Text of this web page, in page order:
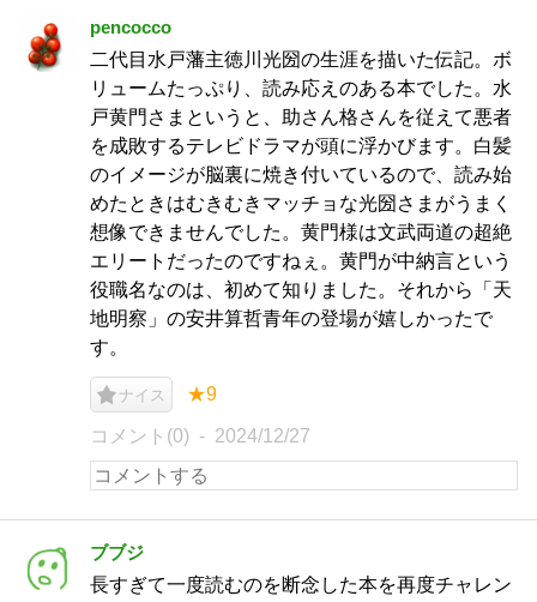
pencocco
二代目水戸藩主徳川光圀の生涯を描いた伝記。ボ
リュームたっぷり、読み応えのある本でした。水
戸黄門さまというと、助さん格さんを従えて悪者
を成敗するテレビドラマが頭に浮かびます。白髪
のイメージが脳裏に焼き付いているので、読み始
めたときはむきむきマッチョな光圀さまがうまく
想像できませんでした。黄門様は文武両道の超絶
エリートだったのですねぇ。黄門が中納言という
役職名なのは、初めて知りました。それから「天
地明察」の安井算哲青年の登場が嬉しかったで
す。
ナイス ★9
コメント(0) 2024/12/27
ブブジ
長すぎて一度読むのを断念した本を再度チャレン